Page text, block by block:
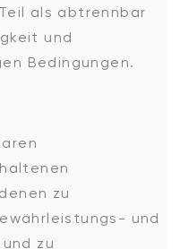
als abtrennbar
und
Bedingungen.
zu
und
zu